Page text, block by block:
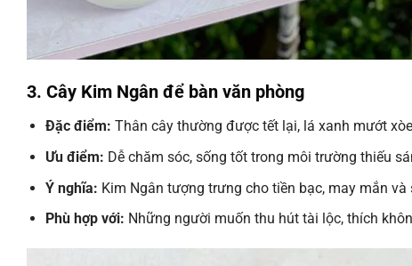
3. Cây Kim Ngân để bàn văn phòng
Đặc điểm: Thân cây thường được tết lại, lá xanh mướt
Ưu điểm: Dễ chăm sóc, sống tốt trong môi trường thiếu
Ý nghĩa: Kim Ngân tượng trưng cho tiền bạc, may mắn
Phù hợp với: Những người muốn thu hút tài lộc, thích